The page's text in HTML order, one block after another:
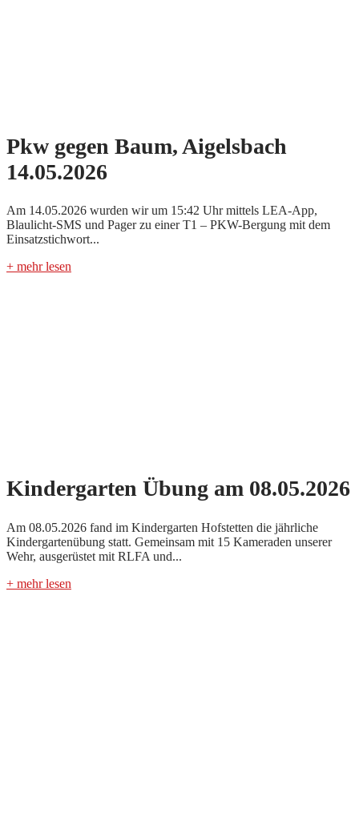
Pkw gegen Baum, Aigelsbach
14.05.2026
Am 14.05.2026 wurden wir um 15:42 Uhr mittels LEA-App,
Blaulicht-SMS und Pager zu einer T1 – PKW-Bergung mit dem
Einsatzstichwort...
+ mehr lesen
Kindergarten Übung am 08.05.2026
Am 08.05.2026 fand im Kindergarten Hofstetten die jährliche
Kindergartenübung statt. Gemeinsam mit 15 Kameraden unserer
Wehr, ausgerüstet mit RLFA und...
+ mehr lesen